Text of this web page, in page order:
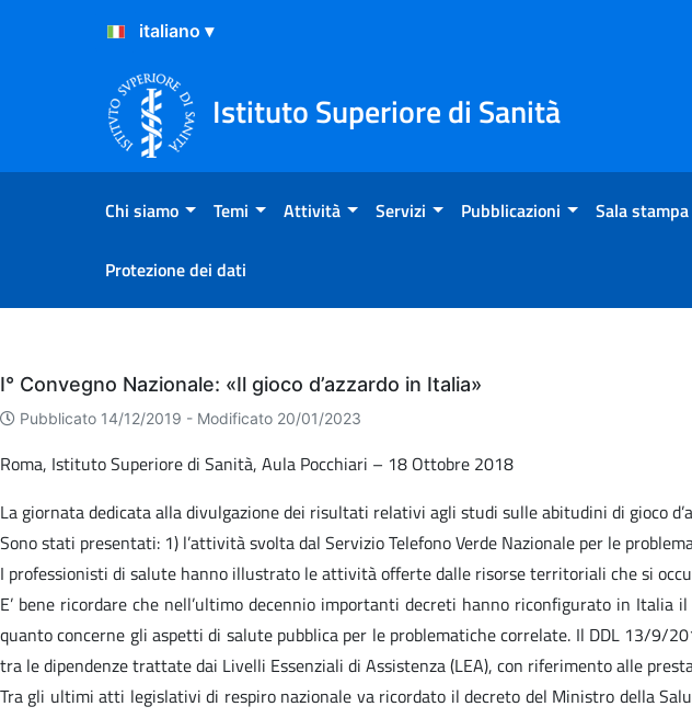
Salta al Contenuto
Salta al Footer
Istituto Superiore di Sanità
Chi siamo Temi Attività Servizi Pubblicazioni Sala stampa
Protezione dei dati
Eventi
I° Convegno Nazionale: «Il gioco d’azzardo in Italia»
Pubblicato 14/12/2019 - Modificato 20/01/2023
Roma, Istituto Superiore di Sanità, Aula Pocchiari – 18 Ottobre 2018
La giornata dedicata alla divulgazione dei risultati relativi agli studi sulle abitudini di gioco
Sono stati presentati: 1) l’attività svolta dal Servizio Telefono Verde Nazionale per le
I professionisti di salute hanno illustrato le attività offerte dalle risorse territoriali che si
E’ bene ricordare che nell’ultimo decennio importanti decreti hanno riconfigurato in
quanto concerne gli aspetti di salute pubblica per le problematiche correlate. Il DDL 13/9/
tra le dipendenze trattate dai Livelli Essenziali di Assistenza (LEA), con riferimento alle
Tra gli ultimi atti legislativi di respiro nazionale va ricordato il decreto del Ministro della